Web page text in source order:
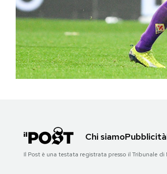
NEWSLETTER
I MIEI PREFERITI
SHOP
AREA PERSONALE
Area Personale
Chi siamoPubblicità
Il Post è una testata registrata presso il Tribunale